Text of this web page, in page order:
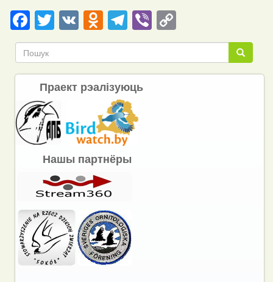
Facebook
Twitter
VKOdnoklassniki
Telegram
ViberCopy
Link Пошук
Пошук
Праект рэалізуюць
Нашы партнёры